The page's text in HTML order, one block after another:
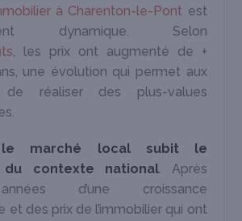
à Charenton-le-Pont est
dynamique. Selon
, les prix ont augmenté de +
une évolution qui permet aux
de réaliser des plus-values
le marché local subit le
du contexte national. Après
d’une croissance
et des prix de l’immobilier qui ont